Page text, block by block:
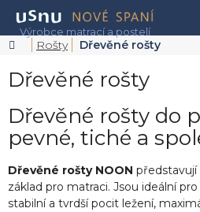
obsah
Domů
Rošty Dřevěné rošty
Dřevěné rošty
Dřevěné rošty do
pevné, tiché a
Dřevěné rošty NOON představují
základ pro matraci. Jsou ideální
stabilní a tvrdší pocit ležení,